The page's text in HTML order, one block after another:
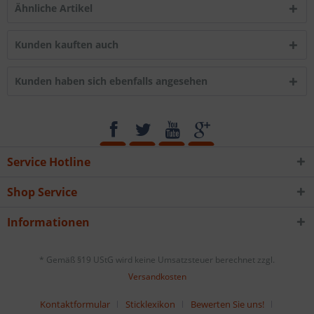
Ähnliche Artikel
Kunden kauften auch
Kunden haben sich ebenfalls angesehen
Service Hotline
Shop Service
Informationen
* Gemäß §19 UStG wird keine Umsatzsteuer berechnet zzgl.
Versandkosten
Kontaktformular Sticklexikon Bewerten Sie uns!